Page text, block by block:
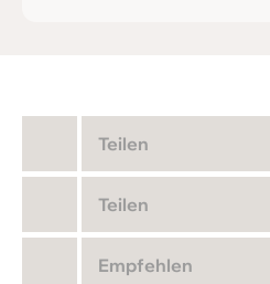
Teilen
Teilen
Empfehlen